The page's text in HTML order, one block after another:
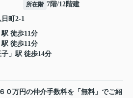
所在階 7階/12階建
町 2-1
駅 徒歩11分
駅 徒歩11分
子 」駅 徒歩14分
０万円の仲介手数料を「無料」でご紹